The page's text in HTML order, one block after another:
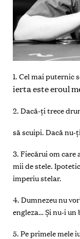
1. Cel mai puternic
ierta este eroul
2. Dacă-ţi trece
să scuipi. Dacă nu-
3. Fiecărui om
mii de stele.
imperiu stelar.
4. Dumnezeu nu
engleza…Şi nu-i un
5. Pe primele mele